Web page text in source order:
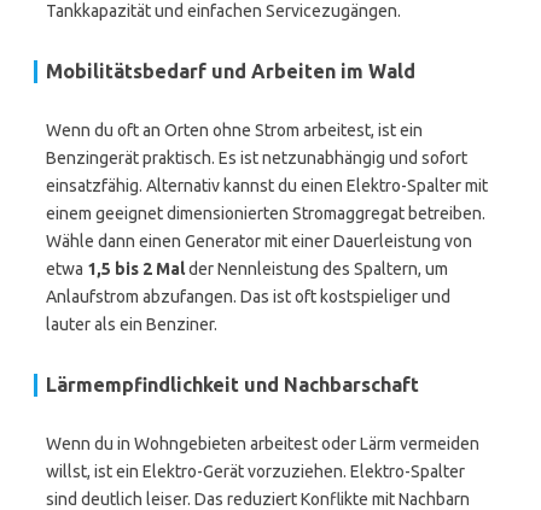
Tankkapazität und einfachen Servicezugängen.
Mobilitätsbedarf und Arbeiten im Wald
Wenn du oft an Orten ohne Strom arbeitest, ist ein
Benzingerät praktisch. Es ist netzunabhängig und sofort
einsatzfähig. Alternativ kannst du einen Elektro-Spalter mit
einem geeignet dimensionierten Stromaggregat betreiben.
Wähle dann einen Generator mit einer Dauerleistung von
etwa 1,5 bis 2 Malder Nennleistung des Spaltern, um
Anlaufstrom abzufangen. Das ist oft kostspieliger und
lauter als ein Benziner.
Lärmempfindlichkeit und Nachbarschaft
Wenn du in Wohngebieten arbeitest oder Lärm vermeiden
willst, ist ein Elektro-Gerät vorzuziehen. Elektro-Spalter
sind deutlich leiser. Das reduziert Konflikte mit Nachbarn